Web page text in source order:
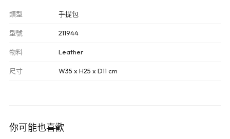
類型 手提包
型號 211944
物料 Leather
尺寸 W35 x H25 x D11 cm
你可能也喜歡